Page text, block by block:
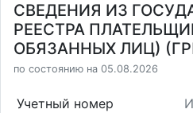
СВЕДЕНИЯ ИЗ
РЕЕСТРА
ОБЯЗАННЫХ ЛИЦ)
по состоянию на 05.08.2026
Учетный номер